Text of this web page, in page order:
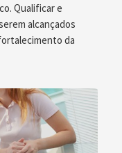
Qualificar e
alcançados
da